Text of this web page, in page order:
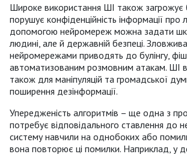
Широке використання ШІ також загрожує
порушує конфіденційність інформації про
допомогою нейромереж можна задати
людині, але й державній безпеці.
нейромережами приводять до булінгу,
автоматизованим розмовним атакам. ШІ
також для маніпуляцій та громадської
поширення дезінформації.
Упередженість алгоритмів – ще одна з
потребує відповідального ставлення до
систему навчили на однобоких або
вона повторює ці помилки. Наприклад, у